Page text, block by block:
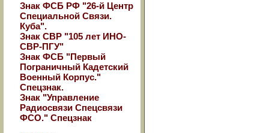
Знак ФСБ РФ "26-й Центр
Специальной Связи.
Куба".
Знак СВР "105 лет ИНО-
СВР-ПГУ"
Знак ФСБ "Первый
Пограничный Кадетский
Военный Корпус."
Спецзнак.
Знак "Управление
Радиосвязи Спецсвязи
ФСО." Спецзнак